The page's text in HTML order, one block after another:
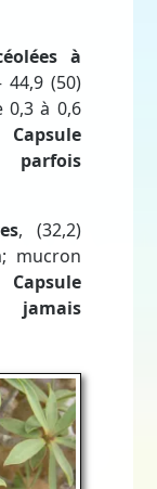
à
44,9 (50)
0,3 à 0,6
Capsule
parfois
, (32,2)
mucron
Capsule
jamais